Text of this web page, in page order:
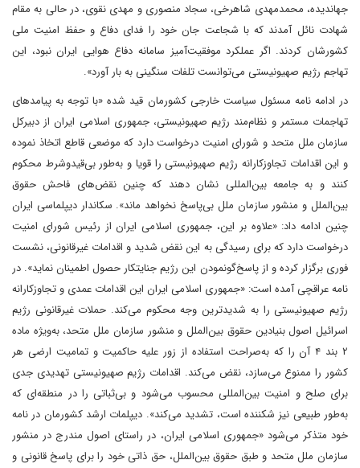
جهاندیده، محمدمهدی شاهرخی، سجاد منصوری و مهدی نقوی، در حالی به مقام
شهادت نائل آمدند که با شجاعت جان خود را فدای دفاع و حفظ امنیت ملی
کشورشان کردند. اگر عملکرد موفقیت‌آمیز سامانه دفاع هوایی ایران نبود، این
تهاجم رژیم صهیونیستی می‌توانست تلفات سنگینی به بار آورد».
در ادامه نامه مسئول سیاست خارجی کشورمان قید شده «با توجه به پیامدهای
تهاجمات مستمر و نظام‌مند رژیم صهیونیستی، جمهوری اسلامی ایران از دبیرکل
سازمان ملل متحد و شورای امنیت درخواست دارد که موضعی قاطع اتخاذ نموده
و این اقدامات تجاوزکارانه‌ رژیم صهیونیستی را قویا و به‌طور بی‌قیدوشرط محکوم
کنند و به جامعه‌ بین‌المللی نشان دهند که چنین نقض‌های فاحش حقوق
بین‌الملل و منشور سازمان ملل بی‌پاسخ نخواهد ماند». سکاندار دیپلماسی ایران
چنین ادامه داد: «علاوه بر این، جمهوری اسلامی ایران از رئیس شورای امنیت
درخواست دارد که برای رسیدگی به این نقض شدید و اقدامات غیرقانونی، نشست
فوری برگزار کرده و از پاسخ‌گونمودن این رژیم جنایتکار حصول اطمینان نماید». در
نامه عراقچی آمده است: «جمهوری اسلامی ایران این اقدامات عمدی و تجاوزکارانه‌
رژیم صهیونیستی را به شدیدترین وجه محکوم می‌کند. حملات غیرقانونی رژیم
اسرائیل اصول بنیادین حقوق بین‌الملل و منشور سازمان ملل متحد، به‌ویژه ماده‌
۲ بند ۴ آن را که به‌صراحت استفاده از زور علیه حاکمیت و تمامیت ارضی هر
کشور را ممنوع می‌سازد، نقض می‌کند. اقدامات رژیم صهیونیستی تهدیدی جدی
برای صلح و امنیت بین‌المللی محسوب می‌شود و بی‌ثباتی را در منطقه‌ای که
به‌طور طبیعی نیز شکننده است، تشدید می‌کند». دیپلمات ارشد کشورمان در نامه
خود متذکر می‌شود «جمهوری اسلامی ایران، در راستای اصول مندرج در منشور
سازمان ملل متحد و طبق حقوق بین‌الملل، حق ذاتی خود را برای پاسخ قانونی و